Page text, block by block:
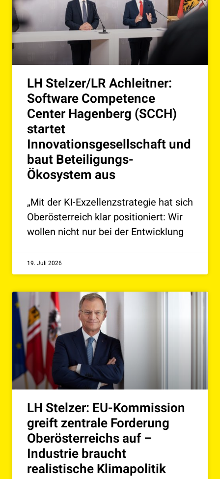
LH Stelzer/LR Achleitner:
Software Competence
Center Hagenberg (SCCH)
startet
Innovationsgesellschaft und
baut Beteiligungs-
Ökosystem aus
„Mit der KI-Exzellenzstrategie hat sich
Oberösterreich klar positioniert: Wir
wollen nicht nur bei der Entwicklung
19. Juli 2026
LH Stelzer: EU-Kommission
greift zentrale Forderung
Oberösterreichs auf –
Industrie braucht
realistische Klimapolitik